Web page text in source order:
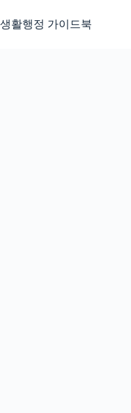
문
생활행정 가이드북